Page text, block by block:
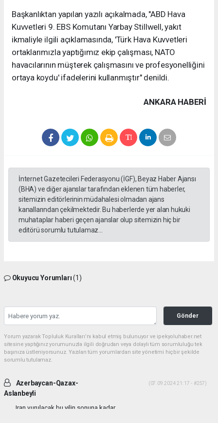
Başkanlıktan yapılan yazılı açıkalmada, "ABD Hava
Kuvvetleri 9. EBS Komutanı Yarbay Stillwell, yakıt
ikmaliyle ilgili açıklamasında, 'Türk Hava Kuvvetleri
ortaklarımızla yaptığımız ekip çalışması, NATO
havacılarının müşterek çalışmasını ve profesyonelliğini
ortaya koydu' ifadelerini kullanmıştır" denildi.
ANKARA HABERİ
İnternet Gazetecileri Federasyonu (İGF), Beyaz Haber Ajansı
(BHA) ve diğer ajanslar tarafından eklenen tüm haberler,
sitemizin editörlerinin müdahalesi olmadan ajans
kanallarından çekilmektedir. Bu haberlerde yer alan hukuki
muhataplar haberi geçen ajanslar olup sitemizin hiç bir
editörü sorumlu tutulamaz...
Okuyucu Yorumları(1)
Gönder
Yorum yazarak Topluluk Kuralları’nı kabul etmiş bulunuyor ve ipekyoluhaber.net
sitesine yaptığınız yorumunuzla ilgili doğrudan veya dolaylı tüm sorumluluğu tek
başınıza üstleniyorsunuz. Yazılan tüm yorumlardan site yönetimi hiçbir şekilde
sorumlu tutulamaz.
Azerbaycan-Qazax-
Aslanbeyli
(07.09.2024 21:17 - #257)
Iran vurulacak bu yilin sonuna kadar...